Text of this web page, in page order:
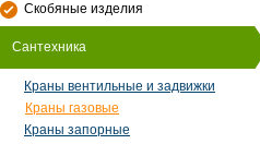
Скобяные изделия
Сантехника
Краны вентильные и задвижки
Краны газовые
Краны запорные